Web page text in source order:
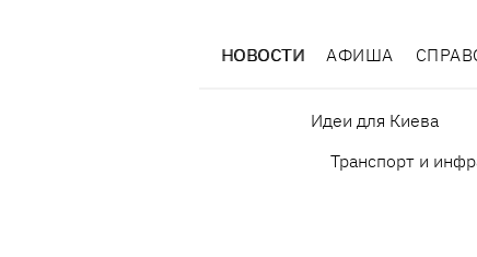
НОВОСТИ АФИША
Идеи для Киева
Транспорт и